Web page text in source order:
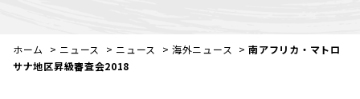
ホーム > ニュース > ニュース >海外ニュース >南アフリカ・マトロ
サナ地区昇級審査会2018